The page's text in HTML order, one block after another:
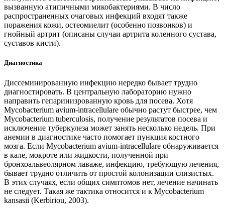
вызванную атипичными микобактериями. В число
распространенных очаговых инфекций входят также
поражения кожи, остеомиелит (особенно позвонков) и
гнойный артрит (описаны случаи артрита коленного сустава,
суставов кисти).
Диагностика
Диссеминированную инфекцию нередко бывает трудно
диагностировать. В центральную лабораторию нужно
направить гепаринизрованную кровь для посева. Хотя
Mycobacterium avium-intracellulare обычно растут быстрее, чем
Mycobacterium tuberculosis, получение результатов посева и
исключение туберкулеза может занять несколько недель. При
анемии в диагностике часто помогает пункция костного
мозга. Если Mycobacterium avium-intracellulare обнаруживается
в кале, мокроте или жидкости, полученной при
бронхоальвеолярном лаваже, инфекцию, требующую лечения,
бывает трудно отличить от простой колонизации слизистых.
В этих случаях, если общих симптомов нет, лечение начинать
не следует. Такая же тактика относится и к Mycobacterium
kansasii (Kerbiriou, 2003).